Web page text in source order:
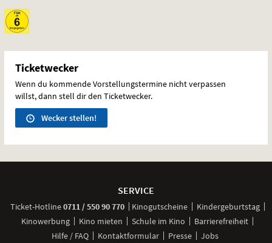
Ticketwecker
Wenn du kommende Vorstellungstermine nicht verpassen
willst, dann stell dir den Ticketwecker.
Wecker stellen!
SERVICE
Ticket-Hotline0711 / 550 90 770anrufen
Kinogutscheine
Kindergeburtstag
Kinowerbung
Kino mieten Schule im Kino
Barrierefreiheit
Hilfe / FAQ
Kontaktformular Presse Jobs